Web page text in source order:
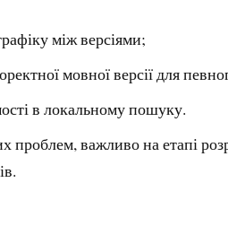
між версіями;
мовної версії для
в локальному пошуку.
важливо на етапі